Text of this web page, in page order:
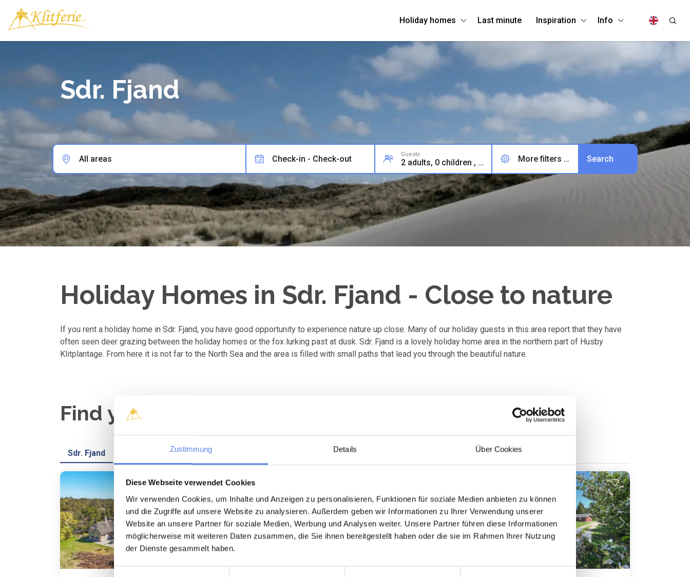
Zustimmung Details Über Cookies
Diese Webseite verwendet Cookies
Wir verwenden Cookies, um Inhalte und Anzeigen zu personalisieren, Funktionen für soziale Medien anbieten zu können
und die Zugriffe auf unsere Website zu analysieren. Außerdem geben wir Informationen zu Ihrer Verwendung unserer
Website an unsere Partner für soziale Medien, Werbung und Analysen weiter. Unsere Partner führen diese Informationen
möglicherweise mit weiteren Daten zusammen, die Sie ihnen bereitgestellt haben oder die sie im Rahmen Ihrer Nutzung
der Dienste gesammelt haben.
Holiday homes Last minute Inspiration Info
Sdr. Fjand
All areas Check-in - Check-out Guests
2 adults, 0 children , 0 pets More filters (0)
Holiday Homes in Sdr. Fjand - Close to nature
If you rent a holiday home in Sdr. Fjand, you have good opportunity to experience nature up close. Many of our holiday guests in this area report that they have
often seen deer grazing between the holiday homes or the fox lurking past at dusk. Sdr. Fjand is a lovely holiday home area in the northern part of Husby
Klitplantage. From here it is not far to the North Sea and the area is filled with small paths that lead you through the beautiful nature.
Find your holiday home here
Sdr. Fjand
Loading...
Last minute
Loading... Loading...